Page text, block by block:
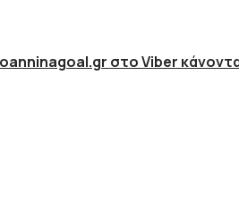
στο Viber